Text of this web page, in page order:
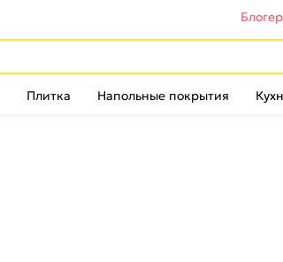
Плитка Напольные покрытия